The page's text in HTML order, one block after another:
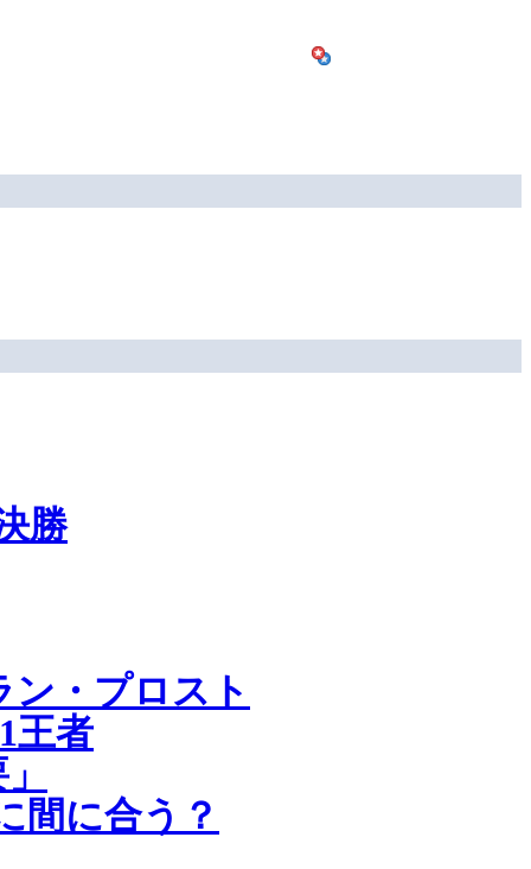
勝
・プロスト
王者
間に合う？